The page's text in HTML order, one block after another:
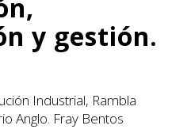
infantil
y gestión.
Industrial, Rambla
Anglo. Fray Bentos